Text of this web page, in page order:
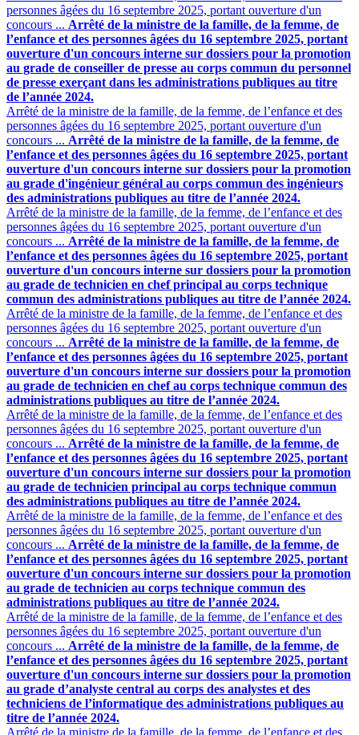
personnes âgées du 16 septembre 2025, portant ouverture d'un
concours ... Arrêté de la ministre de la famille, de la femme, de
l’enfance et des personnes âgées du 16 septembre 2025, portant
ouverture d'un concours interne sur dossiers pour la promotion
au grade de conseiller de presse au corps commun du personnel
de presse exerçant dans les administrations publiques au titre
de l’année 2024.
Arrêté de la ministre de la famille, de la femme, de l’enfance et des
personnes âgées du 16 septembre 2025, portant ouverture d'un
concours ... Arrêté de la ministre de la famille, de la femme, de
l’enfance et des personnes âgées du 16 septembre 2025, portant
ouverture d'un concours interne sur dossiers pour la promotion
au grade d'ingénieur général au corps commun des ingénieurs
des administrations publiques au titre de l’année 2024.
Arrêté de la ministre de la famille, de la femme, de l’enfance et des
personnes âgées du 16 septembre 2025, portant ouverture d'un
concours ... Arrêté de la ministre de la famille, de la femme, de
l’enfance et des personnes âgées du 16 septembre 2025, portant
ouverture d'un concours interne sur dossiers pour la promotion
au grade de technicien en chef principal au corps technique
commun des administrations publiques au titre de l’année 2024.
Arrêté de la ministre de la famille, de la femme, de l’enfance et des
personnes âgées du 16 septembre 2025, portant ouverture d'un
concours ... Arrêté de la ministre de la famille, de la femme, de
l’enfance et des personnes âgées du 16 septembre 2025, portant
ouverture d'un concours interne sur dossiers pour la promotion
au grade de technicien en chef au corps technique commun des
administrations publiques au titre de l’année 2024.
Arrêté de la ministre de la famille, de la femme, de l’enfance et des
personnes âgées du 16 septembre 2025, portant ouverture d'un
concours ... Arrêté de la ministre de la famille, de la femme, de
l’enfance et des personnes âgées du 16 septembre 2025, portant
ouverture d'un concours interne sur dossiers pour la promotion
au grade de technicien principal au corps technique commun
des administrations publiques au titre de l’année 2024.
Arrêté de la ministre de la famille, de la femme, de l’enfance et des
personnes âgées du 16 septembre 2025, portant ouverture d'un
concours ... Arrêté de la ministre de la famille, de la femme, de
l’enfance et des personnes âgées du 16 septembre 2025, portant
ouverture d'un concours interne sur dossiers pour la promotion
au grade de technicien au corps technique commun des
administrations publiques au titre de l’année 2024.
Arrêté de la ministre de la famille, de la femme, de l’enfance et des
personnes âgées du 16 septembre 2025, portant ouverture d'un
concours ... Arrêté de la ministre de la famille, de la femme, de
l’enfance et des personnes âgées du 16 septembre 2025, portant
ouverture d'un concours interne sur dossiers pour la promotion
au grade d’analyste central au corps des analystes et des
techniciens de l’informatique des administrations publiques au
titre de l’année 2024.
Arrêté de la ministre de la famille, de la femme, de l’enfance et des